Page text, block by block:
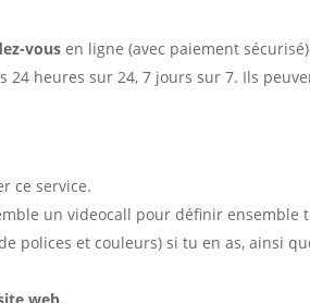
vous en ligne (avec paiement
heures sur 24, 7 jours sur 7. Ils
ce service.
un videocall pour définir ensemble
polices et couleurs) si tu en as, ainsi